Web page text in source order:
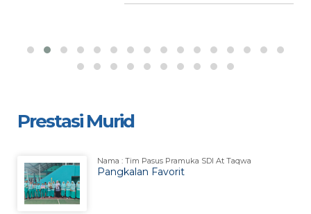
Prestasi Murid
Nama : Tim Pasus Pramuka SDI At Taqwa
Pangkalan Favorit